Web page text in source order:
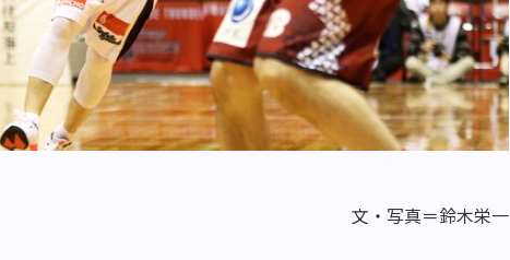
文・写真＝鈴木栄一